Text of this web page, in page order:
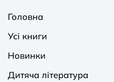
Головна
Усі книги
Новинки
Дитяча література